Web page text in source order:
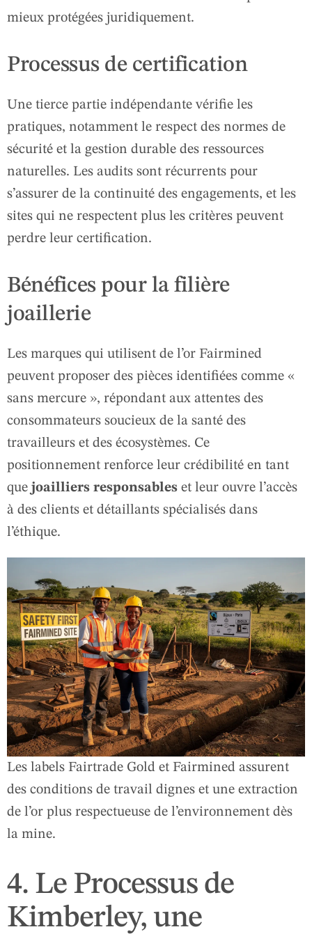
mieux protégées juridiquement.
Processus de certification
Une tierce partie indépendante vérifie les
pratiques, notamment le respect des normes de
sécurité et la gestion durable des ressources
naturelles. Les audits sont récurrents pour
s’assurer de la continuité des engagements, et les
sites qui ne respectent plus les critères peuvent
perdre leur certification.
Bénéfices pour la filière
joaillerie
Les marques qui utilisent de l’or Fairmined
peuvent proposer des pièces identifiées comme «
sans mercure », répondant aux attentes des
consommateurs soucieux de la santé des
travailleurs et des écosystèmes. Ce
positionnement renforce leur crédibilité en tant
que joailliers responsables et leur ouvre l’accès
à des clients et détaillants spécialisés dans
l’éthique.
Les labels Fairtrade Gold et Fairmined assurent
des conditions de travail dignes et une extraction
de l’or plus respectueuse de l’environnement dès
la mine.
4. Le Processus de
Kimberley, une